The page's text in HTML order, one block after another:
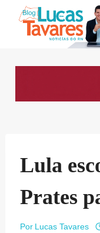
Lula
Prates
Por Lucas Tavares